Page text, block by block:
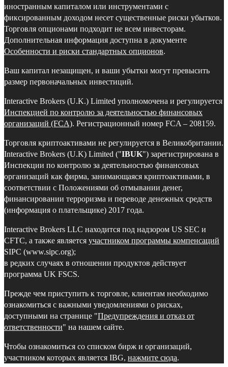
иностранным капиталом или инструментами с
фиксированным доходом несет существенные риски убытков.
Торговля опционами подходит не всем инвесторам.
Дополнительная информация доступна в документе
Особенности и риски стандартных опционов.
Ваш капитал незащищен, и ваши убытки могут превысить
размер первоначальных инвестиций.
Interactive Brokers (U.K.) Limited уполномочена и регулируется
Инспекцией по контролю за деятельностью финансовых
организаций (FCA). Регистрационный номер FCA – 208159.
Торговля криптоактивами не регулируется в Великобритании.
Interactive Brokers (U.K) Limited ("IBUK") зарегистрирована в
Инспекции по контролю за деятельностью финансовых
организаций как фирма, занимающаяся криптоактивами, в
соответствии с Положениями об отмывании денег,
финансировании терроризма и переводе денежных средств
(информация о плательщике) 2017 года.
Interactive Brokers LLC находится под надзором US SEC и
CFTC, а также является участником программы компенсаций
SIPC (www.sipc.org);
в редких случаях в отношении продуктов действует
программа UK FSCS.
Прежде чем приступить к торговле, клиентам необходимо
ознакомиться с важными уведомлениями о рисках,
доступными на странице "Предупреждения и отказ от
ответственности" на нашем сайте.
Чтобы ознакомиться со списком бирж и организаций,
участником которых является IBG, нажмите сюда.